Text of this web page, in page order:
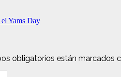
Yams Day
obligatorios están marcados